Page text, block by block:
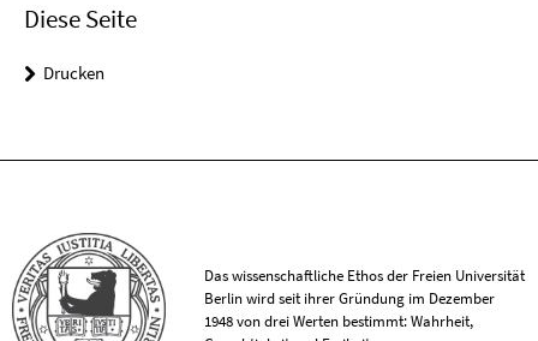
Diese Seite
Drucken
Das wissenschaftliche Ethos der Freien Universität
Berlin wird seit ihrer Gründung im Dezember
1948 von drei Werten bestimmt: Wahrheit,